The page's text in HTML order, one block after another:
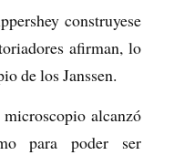
construyese
afirman, lo
de los Janssen.
alcanzó
para poder ser